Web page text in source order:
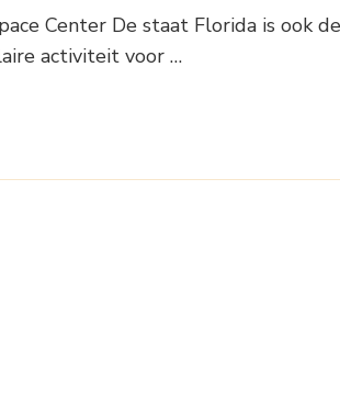
Center De staat Florida is ook
activiteit voor …